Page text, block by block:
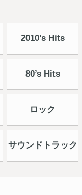
2010’s Hits
80’s Hits
ロック
サウンドトラック